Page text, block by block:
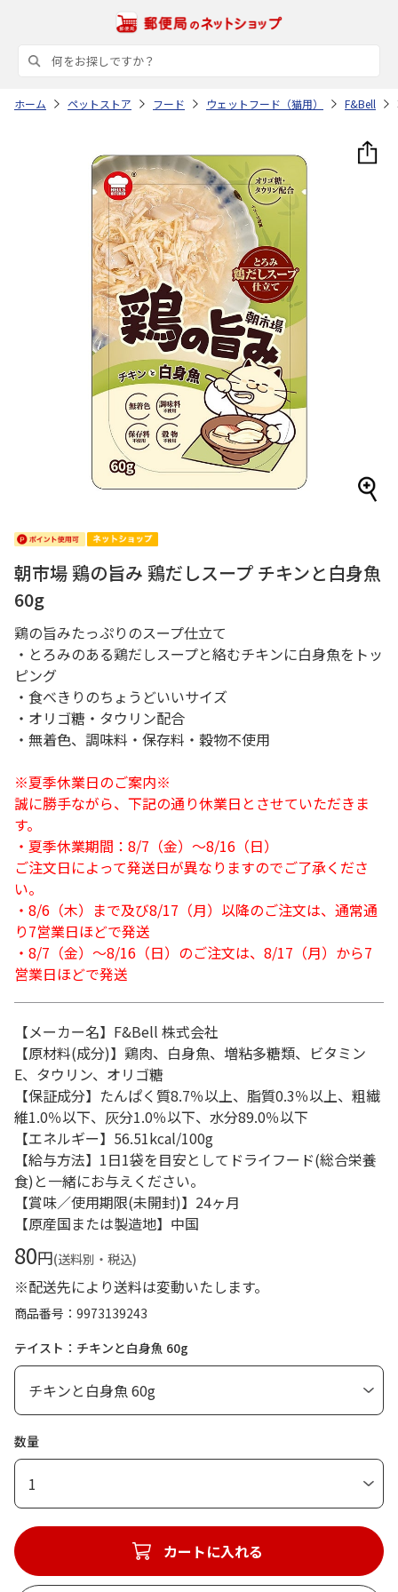
ホーム ペットストア フード ウェットフード（猫用） F&Bell
朝市場 鶏の旨み 鶏だしスープ チキンと白身魚
60g
鶏の旨みたっぷりのスープ仕立て
・とろみのある鶏だしスープと絡むチキンに白身魚をトッ
ピング
・食べきりのちょうどいいサイズ
・オリゴ糖・タウリン配合
・無着色、調味料・保存料・穀物不使用
※夏季休業日のご案内※
誠に勝手ながら、下記の通り休業日とさせていただきま
す。
・夏季休業期間：8/7（金）～8/16（日）
ご注文日によって発送日が異なりますのでご了承くださ
い。
・8/6（木）まで及び8/17（月）以降のご注文は、通常通
り7営業日ほどで発送
・8/7（金）～8/16（日）のご注文は、8/17（月）から7
営業日ほどで発送
【メーカー名】F&Bell 株式会社
【原材料(成分)】鶏肉、白身魚、増粘多糖類、ビタミン
E、タウリン、オリゴ糖
【保証成分】たんぱく質8.7％以上、脂質0.3％以上、粗繊
維1.0％以下、灰分1.0％以下、水分89.0％以下
【エネルギー】56.51kcal/100g
【給与方法】1日1袋を目安としてドライフード(総合栄養
食)と一緒にお与えください。
【賞味／使用期限(未開封)】24ヶ月
【原産国または製造地】中国
80円(送料別・税込)
※配送先により送料は変動いたします。
商品番号
9973139243
テイスト：チキンと白身魚 60g
数量
1
カートに入れる